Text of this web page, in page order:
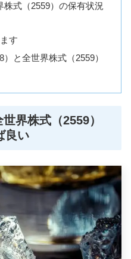
株式（2559）の保有状況
す
と全世界株式（2559）
界株式（2559）
良い